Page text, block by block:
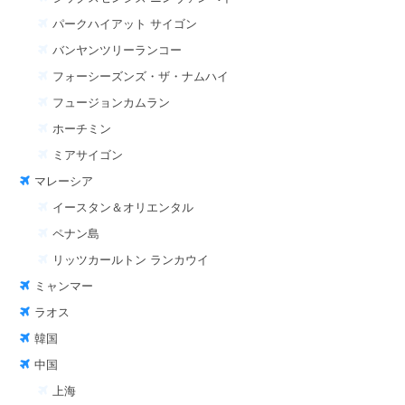
パークハイアット サイゴン
バンヤンツリーランコー
フォーシーズンズ・ザ・ナムハイ
フュージョンカムラン
ホーチミン
ミアサイゴン
マレーシア
イースタン＆オリエンタル
ペナン島
リッツカールトン ランカウイ
ミャンマー
ラオス
韓国
中国
上海